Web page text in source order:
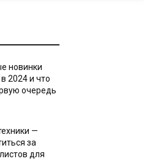
новинки
2024 и что
очередь
—
за
для